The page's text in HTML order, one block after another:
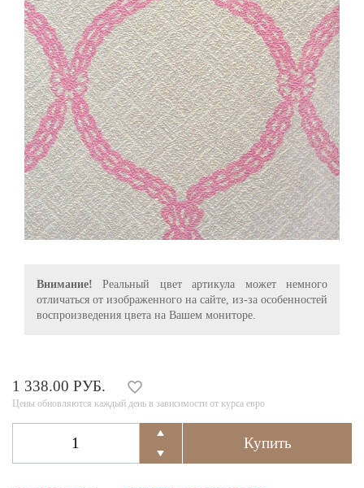
Внимание! Реальный цвет артикула может немного
отличаться от изображенного на сайте, из-за особенностей
воспроизведения цвета на Вашем мониторе.
1 338.00 РУБ.
Цены обновляются каждый день в зависимости от курса евро